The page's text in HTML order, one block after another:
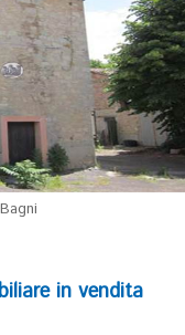
in vendita